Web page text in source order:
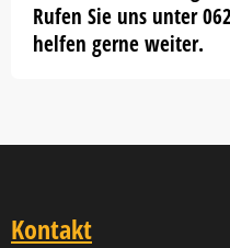
Rufen Sie uns unter
helfen gerne weiter.
Kontakt